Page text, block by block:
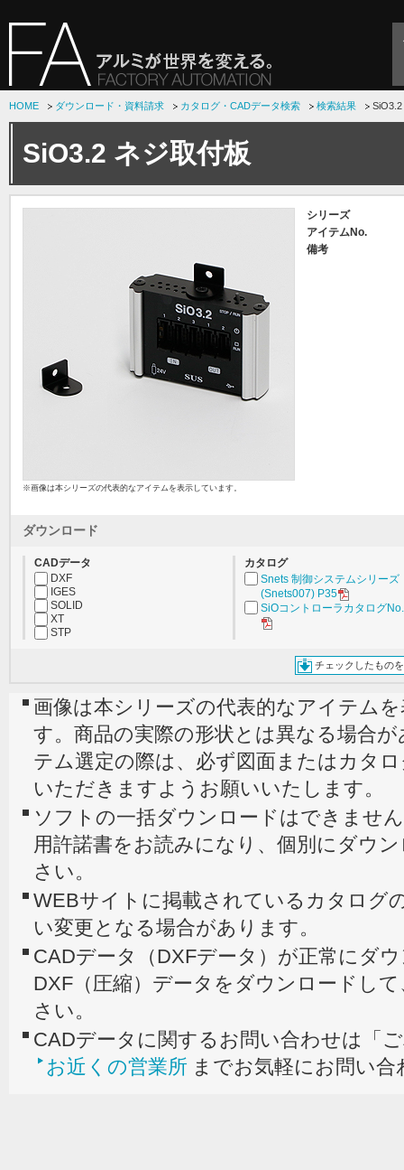
HOME ダウンロード・資料請求 カタログ・CADデータ検索 検索結果
SiO3.2 ネジ取付板
※画像は本シリーズの代表的なアイテムを表示しています。
シリーズ
アイテムNo.
備考
ダウンロード
CADデータ
DXF
IGES
SOLID
XT
STP
カタログ
Snets 制御システムシリーズ
(Snets007) P35
SiOコントローラカタログ
チェックしたもの
画像は本シリーズの代表的なアイテム
す。商品の実際の形状とは異なる場合
テム選定の際は、必ず図面またはカタ
いただきますようお願いいたします。
ソフトの一括ダウンロードはできませ
用許諾書をお読みになり、個別にダウ
さい。
WEBサイトに掲載されているカタログ
い変更となる場合があります。
CADデータ（DXFデータ）が正常にダ
DXF（圧縮）データをダウンロードし
さい。
CADデータに関するお問い合わせは「
お近くの営業所 までお気軽にお問い